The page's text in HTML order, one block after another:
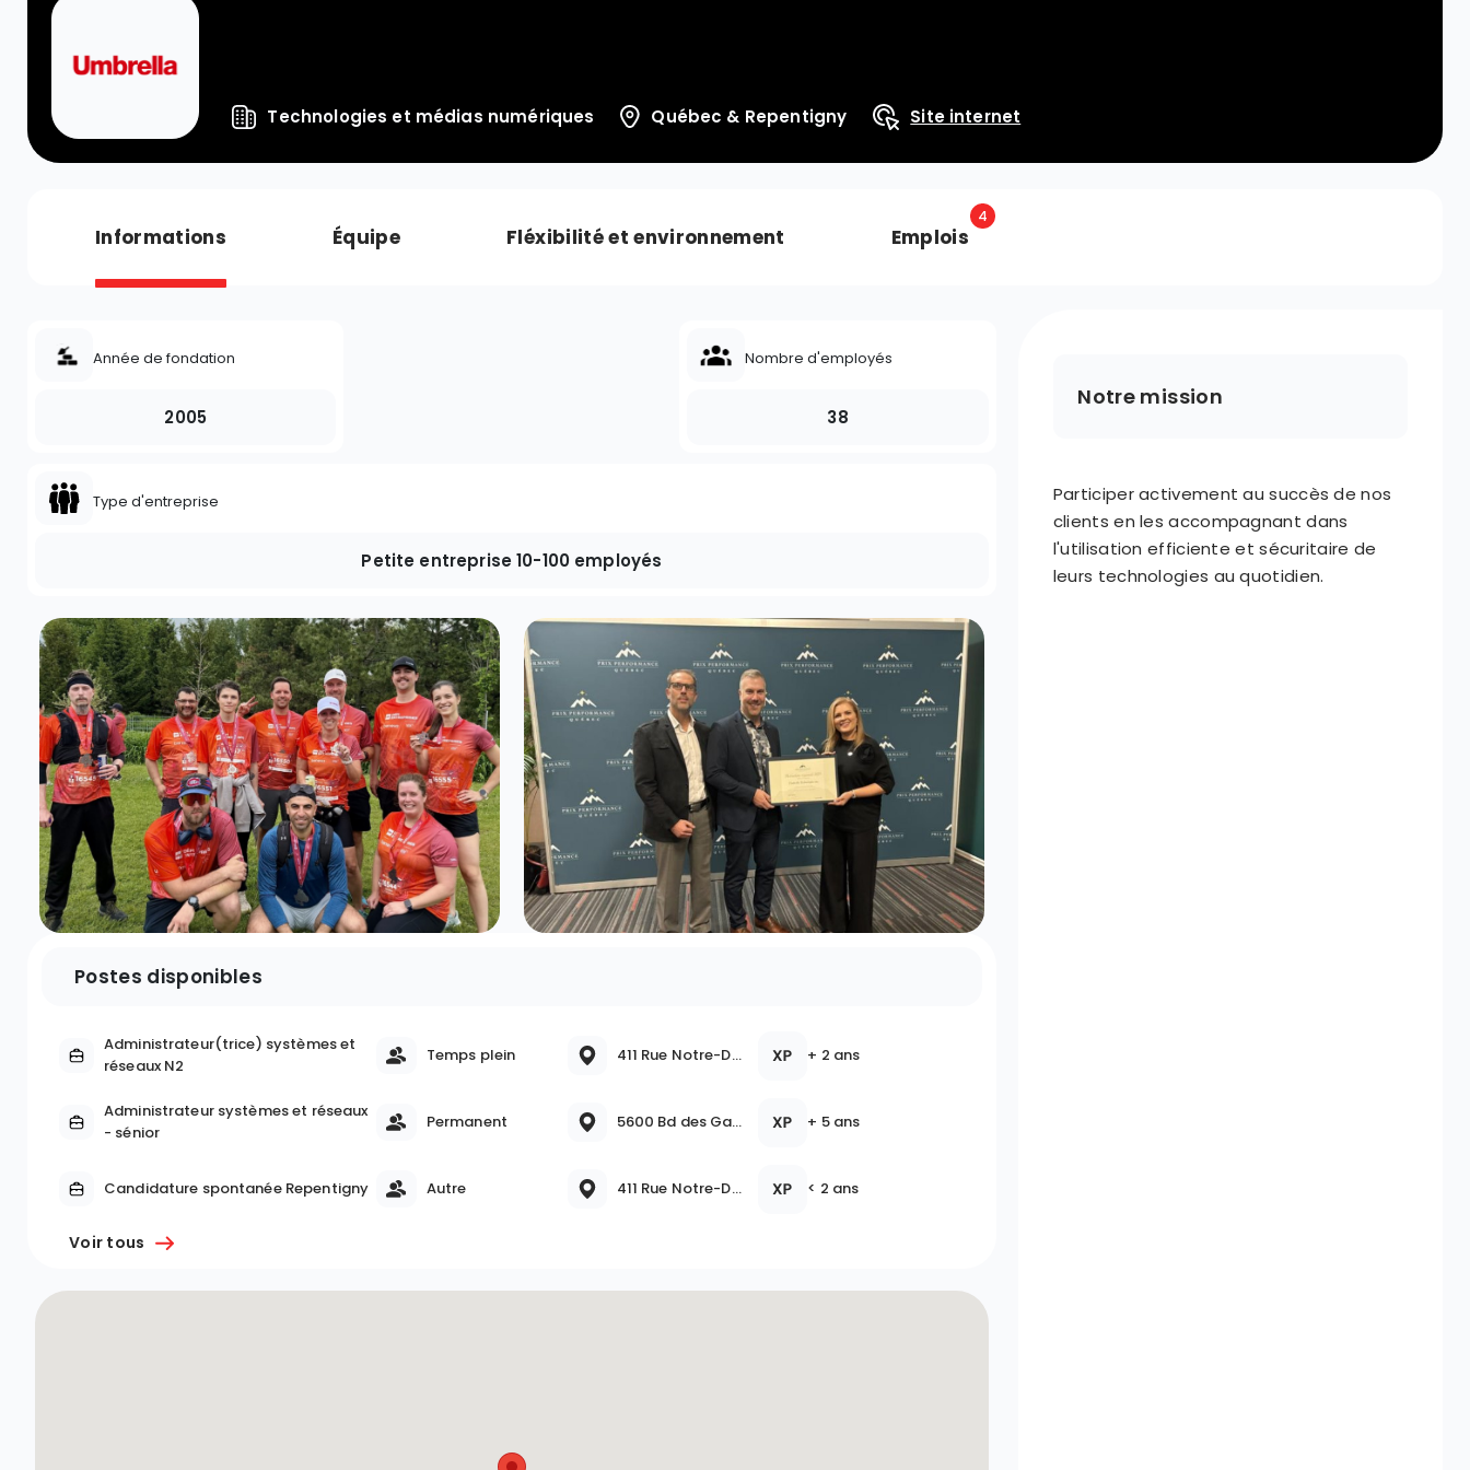
Technologies et médias numériques Québec & Repentigny Site internet
Informations Équipe Fléxibilité et environnement Emplois
4
Année de fondation
2005
Nombre d'employés
38
Type d'entreprise
Petite entreprise 10-100 employés
Postes disponibles
Administrateur(trice) systèmes et
réseaux N2
Temps plein 411 Rue Notre-Dame, Repentigny, QC J6A 2T2, Canada + 2 ans
Administrateur systèmes et réseaux
- sénior
Permanent 5600 Bd des Galeries, Québec, QC G2K 2B4, Canada + 5 ans
Candidature spontanée Repentigny Autre 411 Rue Notre-Dame, Repentigny, QC J6A 2T2, Canada < 2 ans
Voir tous
Notre mission
Participer activement au succès de nos
clients en les accompagnant dans
l'utilisation efficiente et sécuritaire de